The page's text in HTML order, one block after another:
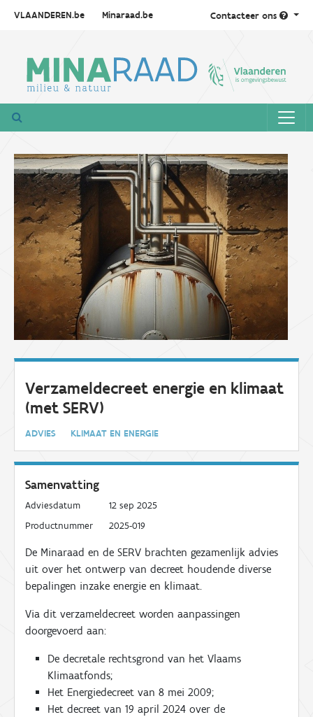
VLAANDEREN.be Minaraad.be Contacteer ons
Verzameldecreet energie en klimaat
(met SERV)
ADVIES KLIMAAT EN ENERGIE
Samenvatting
Adviesdatum
12 sep 2025
Productnummer
2025-019
De Minaraad en de SERV brachten gezamenlijk advies
uit over het ontwerp van decreet houdende diverse
bepalingen inzake energie en klimaat.
Via dit verzameldecreet worden aanpassingen
doorgevoerd aan:
De decretale rechtsgrond van het Vlaams
Klimaatfonds;
Het Energiedecreet van 8 mei 2009;
Het decreet van 19 april 2024 over de